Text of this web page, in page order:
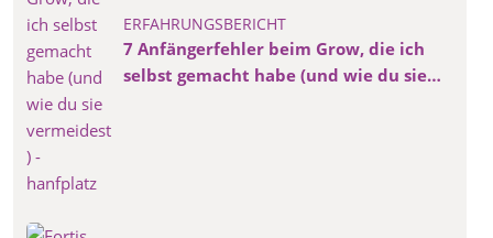
ERFAHRUNGSBERICHT
7 Anfängerfehler beim Grow, die ich
selbst gemacht habe (und wie du sie